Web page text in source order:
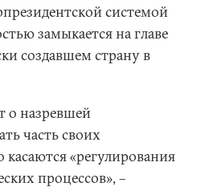
системой
замыкается на главе
создавшем страну в
о назревшей
часть своих
«регулирования
процессов», –